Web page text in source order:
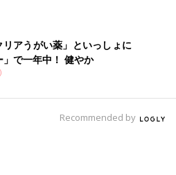
リアうがい薬」といっしょに
」で一年中！ 健やか
Recommended by